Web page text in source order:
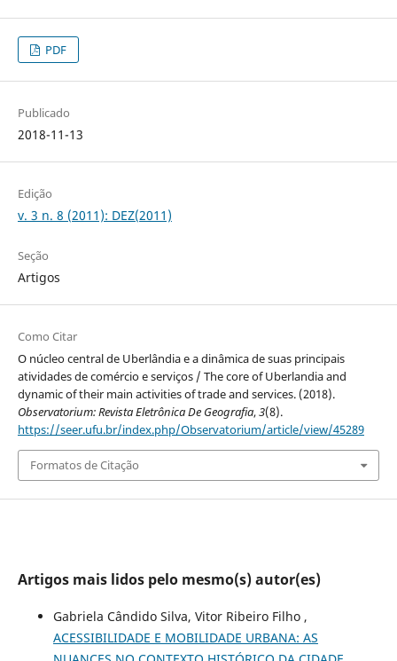
PDF
Publicado
2018-11-13
Edição
v. 3 n. 8 (2011): DEZ(2011)
Seção
Artigos
Como Citar
O núcleo central de Uberlândia e a dinâmica de suas principais
atividades de comércio e serviços / The core of Uberlandia and
dynamic of their main activities of trade and services. (2018).
Observatorium: Revista Eletrônica De Geografia,3(8).
https://seer.ufu.br/index.php/Observatorium/article/view/45289
Formatos de Citação
Artigos mais lidos pelo mesmo(s) autor(es)
Gabriela Cândido Silva, Vitor Ribeiro Filho ,
ACESSIBILIDADE E MOBILIDADE URBANA: AS